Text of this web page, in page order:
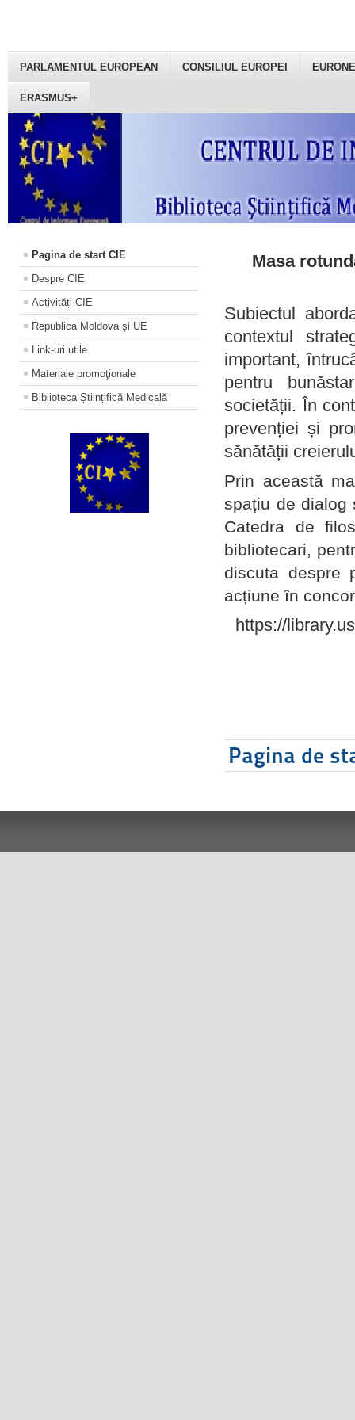
PARLAMENTUL EUROPEAN CONSILIUL EUROPEI
ERASMUS+
Pagina de start CIE
Despre CIE
Activități CIE
Republica Moldova și UE
Link-uri utile
Materiale promoţionale
Biblioteca Științifică Medicală
Masa
Subiectul
contextul
important,
pentru
societății. În
prevenției și
sănătății
Prin această
spațiu de dialog
Catedra de
bibliotecari,
discuta despre
acțiune în
https://
Pagina de